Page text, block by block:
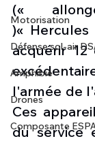
Motorisation
Défense sol-air
Amphibie
Drones
Composante
(«
)«
acquérir 12
l'armée de
Ces
du service